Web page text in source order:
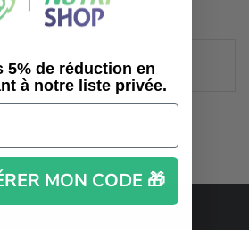
1-7 dans 7 article(s).
5% de réduction en
à notre liste privée.
MON CODE 🎁